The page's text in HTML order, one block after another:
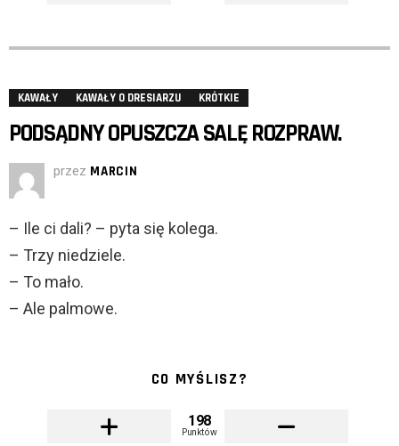
KAWAŁY KAWAŁY O DRESIARZU KRÓTKIE
PODSĄDNY OPUSZCZA SALĘ ROZPRAW.
przez MARCIN
– Ile ci dali? – pyta się kolega.
– Trzy niedziele.
– To mało.
– Ale palmowe.
CO MYŚLISZ?
198
Punktów